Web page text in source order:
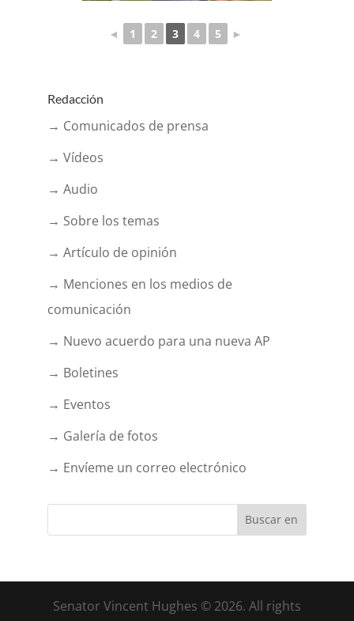
◄ 1 2 3 4 5 ►
Redacción
→ Comunicados de prensa
→ Vídeos
→ Audio
→ Sobre los temas
→ Artículo de opinión
→ Menciones en los medios de
comunicación
→ Nuevo acuerdo para una nueva AP
→ Boletines
→ Eventos
→ Galería de fotos
→ Envíeme un correo electrónico
Senator Vincent Hughes © 2026. All rights